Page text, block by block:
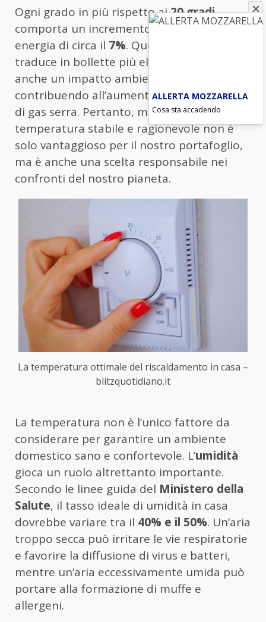
Ogni grado in più rispetto ai20 gradi
comporta un incremento del consumo di
energia di circa il 7%. Questo non solo si
traduce in bollette più elevate, ma ha
anche un impatto ambientale significativo,
contribuendo all’aumento delle emissioni
di gas serra. Pertanto, mantenere una
temperatura stabile e ragionevole non è
solo vantaggioso per il nostro portafoglio,
ma è anche una scelta responsabile nei
confronti del nostro pianeta.
La temperatura ottimale del riscaldamento in casa –
blitzquotidiano.it
La temperatura non è l’unico fattore da
considerare per garantire un ambiente
domestico sano e confortevole. L’umidità
gioca un ruolo altrettanto importante.
Secondo le linee guida del Ministero della
Salute, il tasso ideale di umidità in casa
dovrebbe variare tra il 40% e il 50%. Un’aria
troppo secca può irritare le vie respiratorie
e favorire la diffusione di virus e batteri,
mentre un’aria eccessivamente umida può
portare alla formazione di muffe e
allergeni.
ALLERTA MOZZARELLA
Cosa sta accadendo